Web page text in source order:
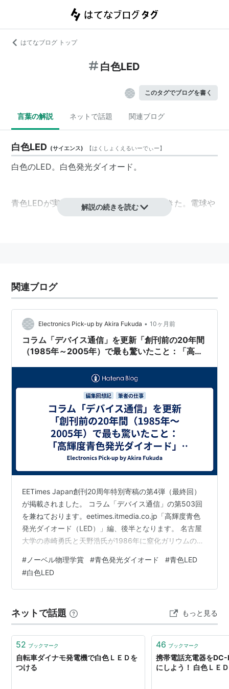
はてなブログ トップ
白色LED
このタグでブログを書く
言葉の解説 ネットで話題 関連ブログ
白色LED (サイエンス) 【はくしょくえるいーでぃー】
白色のLED。 白色発光ダイオード。
青色LEDが実用化されたことにより実現できた。電球や
蛍光灯に比べて余分な熱を消費しないので低電力で高感
解説の続きを読む
関連ブログ
Electronics Pick-up by Akira Fukuda • 10ヶ月前
コラム「デバイス通信」を更新「創刊前の20年間
（1985年～2005年）で最も驚いたこと：「高輝
EETimes Japan創刊20周年特別寄稿の第4弾（最終回）
が掲載されました。 コラム「デバイス通信」の第503回
を兼ねております。eetimes.itmedia.co.jp「高輝度青色
発光ダイオード（LED）」編、後半となります。 名古屋
大学の赤崎勇氏と天野浩氏が1986年に窒化ガリウムの単
受賞するまでを描いております。 日亜化学工業で中村修
二氏が窒化ガリウムLEDを手掛けるのが1989年のことで
す。中村氏も2014年のノーベル物理学賞を共同受賞して
導」のニュースや解説などに関わって…
# ノーベル物理学賞 #青色発光ダイオード #青色LED
#白色LED
ネットで話題 もっと見る
52 ブックマーク
自転車ダイナモ発電機で白色ＬＥＤを
つける
46 ブックマーク
携帯電話充電器を
にしよう！ 白色ＬＥ